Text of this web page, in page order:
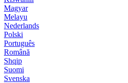
Magyar
Melayu
Nederlands
Polski
Português
Română
Shqip
Suomi
Svenska